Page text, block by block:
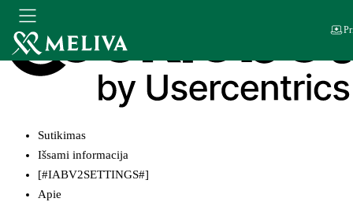
Sutikimas
Išsami informacija
[#IABV2SETTINGS#]
Apie